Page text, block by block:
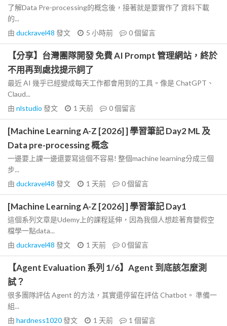
了解Data Pre-processing的概念後，接著就是要實作了 資料下載
的...
由 duckravel48 發文 5 小時前 0個留言
【分享】台灣團隊開發 免費 AI Prompt 管理網站，終於
不用再到處找提示詞了
最近 AI 幾乎已經變成每天工作都會用到的工具。像是 ChatGPT、
Claud...
由 nlstudio 發文 1 天前 0個留言
[Machine Learning A-Z [2026] ] 學習筆記 Day2 ML 及
Data pre-processing 概念
一邊要上課一邊還要寫這個不容易! 整個machine learning分成三個
步...
由 duckravel48 發文 1 天前 0個留言
[Machine Learning A-Z [2026] ] 學習筆記 Day1
這個系列文章是Udemy上的課程延伸，因為我個人想趁著育嬰假空
檔學一點data...
由 duckravel48 發文 1 天前 0個留言
【Agent Evaluation 系列 1/6】Agent 到底該怎麼測
試？
很多團隊評估 Agent 的方法，其實還停留在評估 Chatbot。 準備一
組...
由 hardness1020發文 1 天前 1 個留言